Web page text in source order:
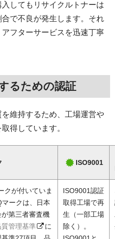
してもリサイクルトナーは
で不良が発生します。それ
フターサービスを迅速丁寧
るための認証
維持するため、工場運営や
得しています。
ISO9001
クが付いていま
ークは、日本
第三者審査機
管理基準
に
ISO9001認証
取得工場で再
生（一部工場
除く）。